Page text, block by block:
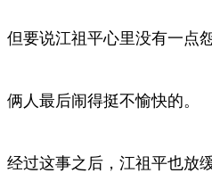
但要说江祖平心里没有一点
俩人最后闹得挺不愉快的。
经过这事之后，江祖平也放